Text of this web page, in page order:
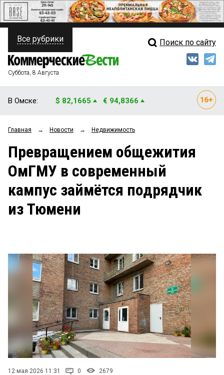
ПОЛИТИКА
ФИНАНСЫ
ОБЩЕСТВО
ЗАКОН
ПРОИСШЕСТВИЯ
Свежий выпуск
Мнения
Рейтинги
Блоги
Архив
Все рубрики Поиск по сайту
Суббота, 8 Августа
В Омске: $ 82,1665 € 94,8366
Главная → Новости → Недвижимость
Превращением общежития
ОмГМУ в современный
кампус займётся подрядчик
из Тюмени
12 мая 2026 11:31 0 2679